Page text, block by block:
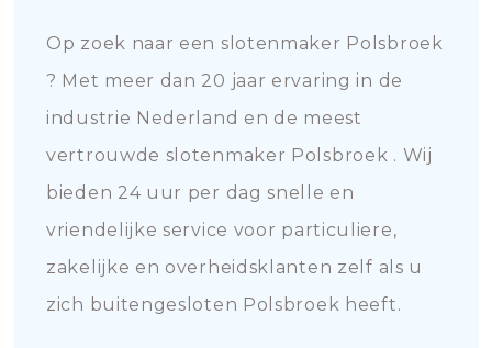
Op zoek naar een slotenmaker Polsbroek
? Met meer dan 20 jaar ervaring in de
industrie Nederland en de meest
vertrouwde slotenmaker Polsbroek . Wij
bieden 24 uur per dag snelle en
vriendelijke service voor particuliere,
zakelijke en overheidsklanten zelf als u
zich buitengesloten Polsbroek heeft.